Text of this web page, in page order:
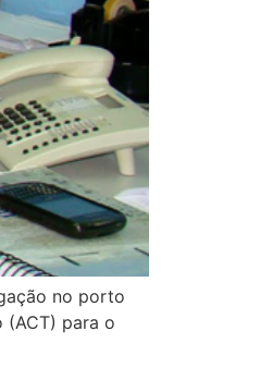
no porto
(ACT) para o